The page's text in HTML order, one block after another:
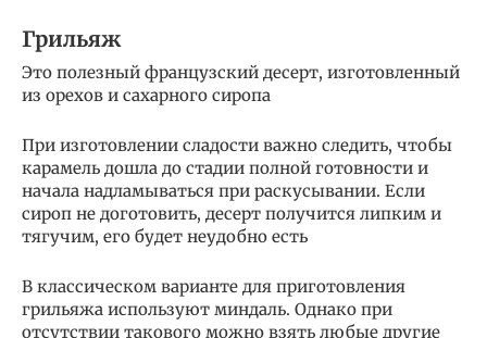
Грильяж
Это полезный французский десерт, изготовленный
из орехов и сахарного сиропа
При изготовлении сладости важно следить, чтобы
карамель дошла до стадии полной готовности и
начала надламываться при раскусывании. Если
сироп не доготовить, десерт получится липким и
тягучим, его будет неудобно есть
В классическом варианте для приготовления
грильяжа используют миндаль. Однако при
отсутствии такового можно взять любые другие